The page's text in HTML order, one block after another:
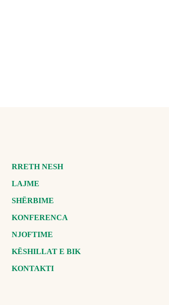
RRETH NESH
LAJME
SHËRBIME
KONFERENCA
NJOFTIME
KËSHILLAT E BIK
KONTAKTI